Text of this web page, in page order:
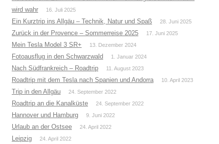
wird wahr
16. Juli 2025
Ein Kurztrip ins Allgäu – Technik, Natur und Spaß 28. Juni 2025
Zurück in der Provence – Sommerreise 2025 17. Juni 2025
Mein Tesla Model 3 SR+ 13. Dezember 2024
Fotoausflug in den Schwarzwald 1. Januar 2024
Nach Südfrankreich – Roadtrip 11. August 2023
Roadtrip mit dem Tesla nach Spanien und Andorra 10. April 2023
Trip in den Allgäu 24. September 2022
Roadtrip an die Kanalküste 24. September 2022
Hannover und Hamburg 9. Juni 2022
Urlaub an der Ostsee 24. April 2022
Leipzig 24. April 2022